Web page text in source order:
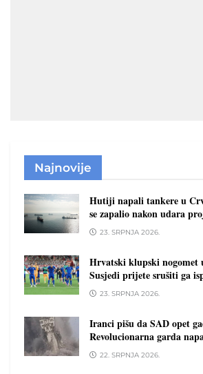
Najnovije
Hutiji napali tankere u
se zapalio nakon udara
23. SRPNJA 2026.
Hrvatski klupski nogomet
Susjedi prijete srušiti ga
23. SRPNJA 2026.
Iranci pišu da SAD opet
Revolucionarna garda
22. SRPNJA 2026.